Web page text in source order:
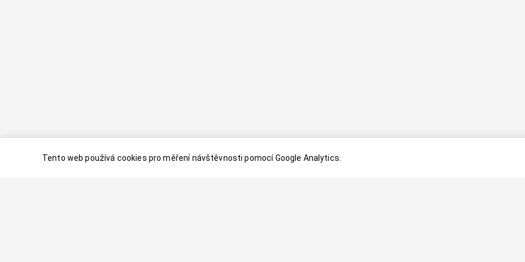
Tento web používá cookies pro měření návštěvnosti pomocí Google Analytics.